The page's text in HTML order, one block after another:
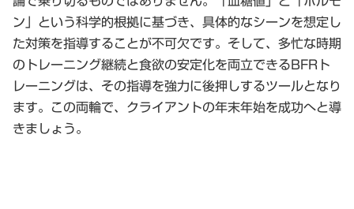
ン」という科学的根拠に基づき、具体的なシーンを想定し
た対策を指導することが不可欠です。そして、 多忙な時期
のトレーニング継続と食欲の安定化を両立できるBFRト
レーニングは、その指導を強力に後押しするツールとなり
ます。この両輪で、クライアントの年末年始を成功へと導
きましょう。